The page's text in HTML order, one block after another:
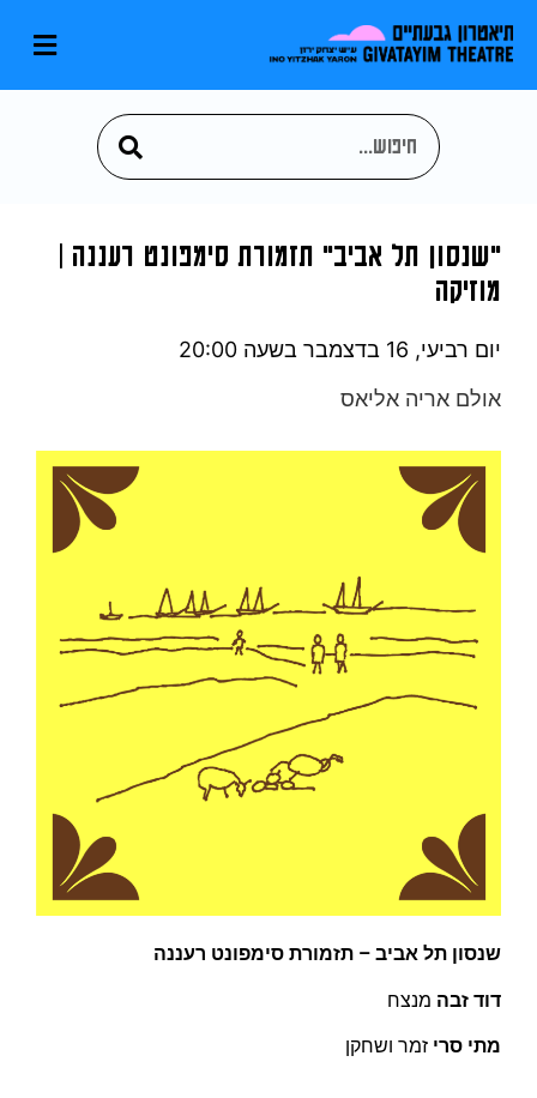
"שנסון תל אביב" תזמורת סימפונט רעננה |
מוזיקה
יום רביעי, 16 בדצמבר
בשעה 20:00
אולם אריה אליאס
שנסון תל אביב – תזמורת סימפונט רעננה
דוד זבה מנצח
מתי סרי זמר ושחקן